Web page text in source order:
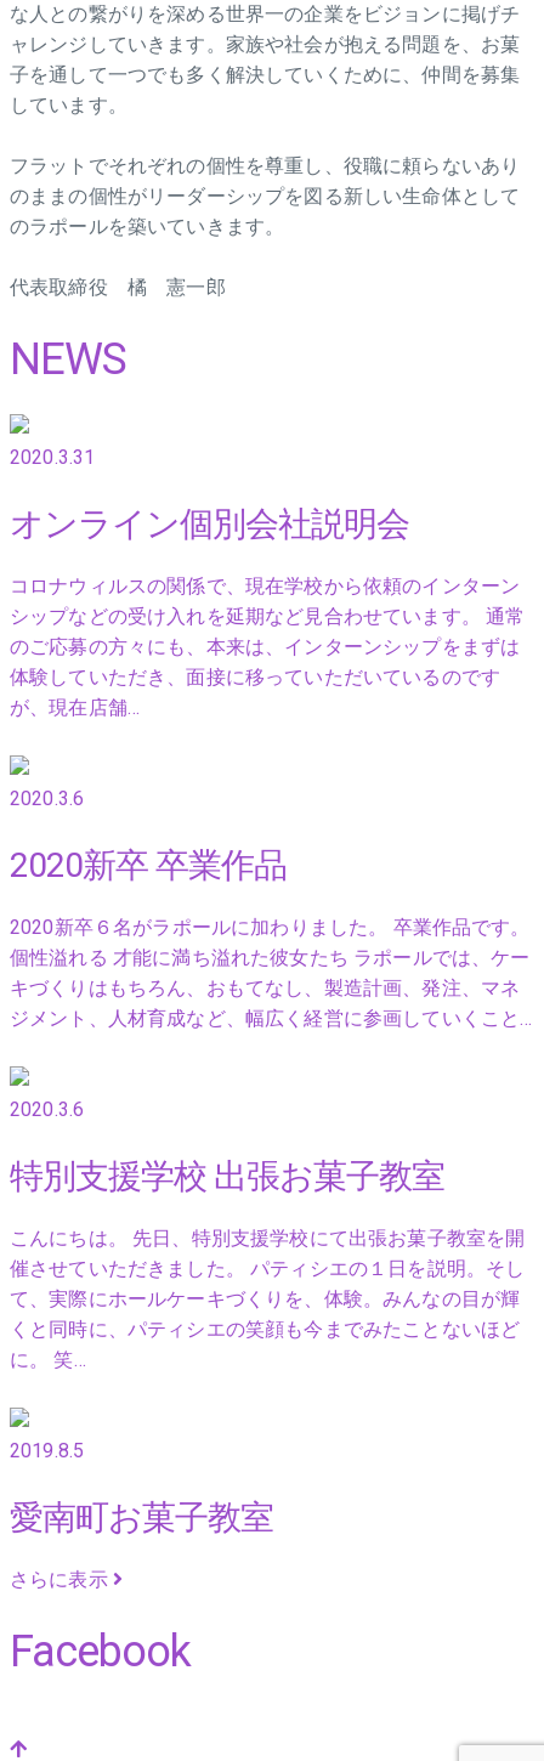
な人との繋がりを深める世界一の企業をビジョンに掲げチ
ャレンジしていきます。家族や社会が抱える問題を、お菓
子を通して一つでも多く解決していくために、仲間を募集
しています。
フラットでそれぞれの個性を尊重し、役職に頼らないあり
のままの個性がリーダーシップを図る新しい生命体として
のラポールを築いていきます。
代表取締役 橘 憲一郎
NEWS
2020.3.31
オンライン個別会社説明会
コロナウィルスの関係で、現在学校から依頼のインターン
シップなどの受け入れを延期など見合わせています。 通常
のご応募の方々にも、本来は、インターンシップをまずは
体験していただき、面接に移っていただいているのです
が、現在店舗…
2020.3.6
2020新卒 卒業作品
2020新卒６名がラポールに加わりました。 卒業作品です。
個性溢れる 才能に満ち溢れた彼女たち ラポールでは、ケー
キづくりはもちろん、おもてなし、製造計画、発注、マネ
ジメント、人材育成など、幅広く経営に参画していくこと…
2020.3.6
特別支援学校 出張お菓子教室
こんにちは。 先日、特別支援学校にて出張お菓子教室を開
催させていただきました。 パティシエの１日を説明。そし
て、実際にホールケーキづくりを、体験。みんなの目が輝
くと同時に、パティシエの笑顔も今までみたことないほど
に。 笑…
2019.8.5
愛南町お菓子教室
さらに表示
Facebook